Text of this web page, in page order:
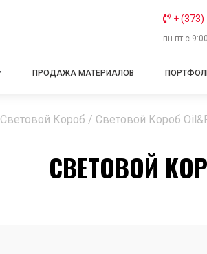
+ (373)
пн-пт с
ПРОДАЖА МАТЕРИАЛОВ
Световой Короб / Световой Короб
СВЕТОВОЙ